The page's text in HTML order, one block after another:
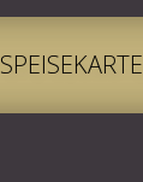
SPEISEKARTE